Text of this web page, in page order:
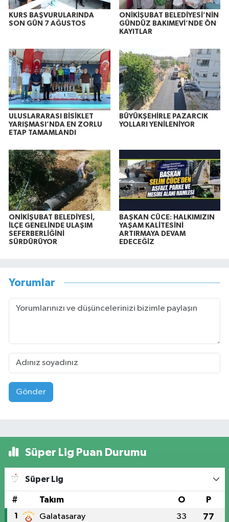
KURS BAŞVURULARINDA
SON GÜN 7 AĞUSTOS
ONİKİŞUBAT BELEDİYESİ’NİN
GÜNDÜZ BAKIMEVİ’NDE ÖN
KAYITLAR
ULUSLARARASI BİSİKLET
YARIŞMASI’NDA EN ZORLU
ETAP TAMAMLANDI
BÜYÜKŞEHİRLE PAZARCIK
YOLLARI YENİLENİYOR
ONİKİŞUBAT BELEDİYESİ,
İLÇE GENELİNDE ULAŞIM
SEFERBERLİĞİNİ
SÜRDÜRÜYOR
BAŞKAN CÜCE: HALKIMIZIN
YAŞAM KALİTESİNİ
ARTIRMAYA DEVAM
EDECEĞİZ
Yorumlar
Gönder
Süper Lig Puan Durumu
Süper Lig
# Takım O P
1 Galatasaray 33 77